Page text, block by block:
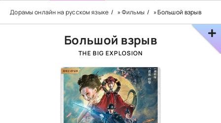
Дорамы онлайн на русском языке »Фильмы » Большой взрыв
Большой взрыв
THE BIG EXPLOSION